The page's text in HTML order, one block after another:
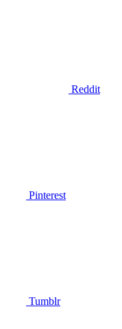
Reddit
Pinterest
Tumblr